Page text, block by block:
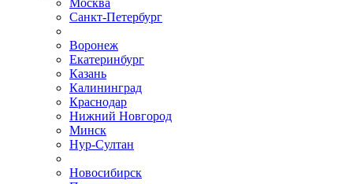
Москва
Санкт-Петербург
Воронеж
Екатеринбург
Казань
Калининград
Краснодар
Нижний Новгород
Минск
Нур-Султан
Новосибирск